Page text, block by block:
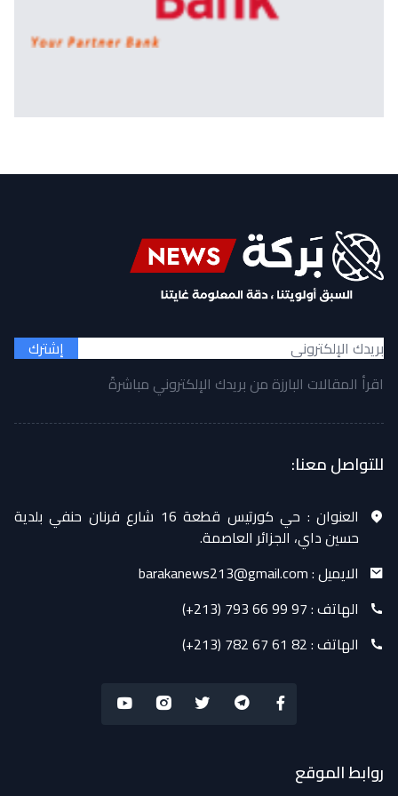
إشترك
اقرأ المقالات البارزة من بريدك الإلكتروني مباشرةً
للتواصل معنا:
العنوان :
حي كورتيس قطعة 16 شارع فرنان حنفي بلدية
حسين داي، الجزائر العاصمة.
الايميل :barakanews213@gmail.com
الهاتف :(+213) 793 66 99 97
الهاتف :(+213) 782 67 61 82
روابط الموقع